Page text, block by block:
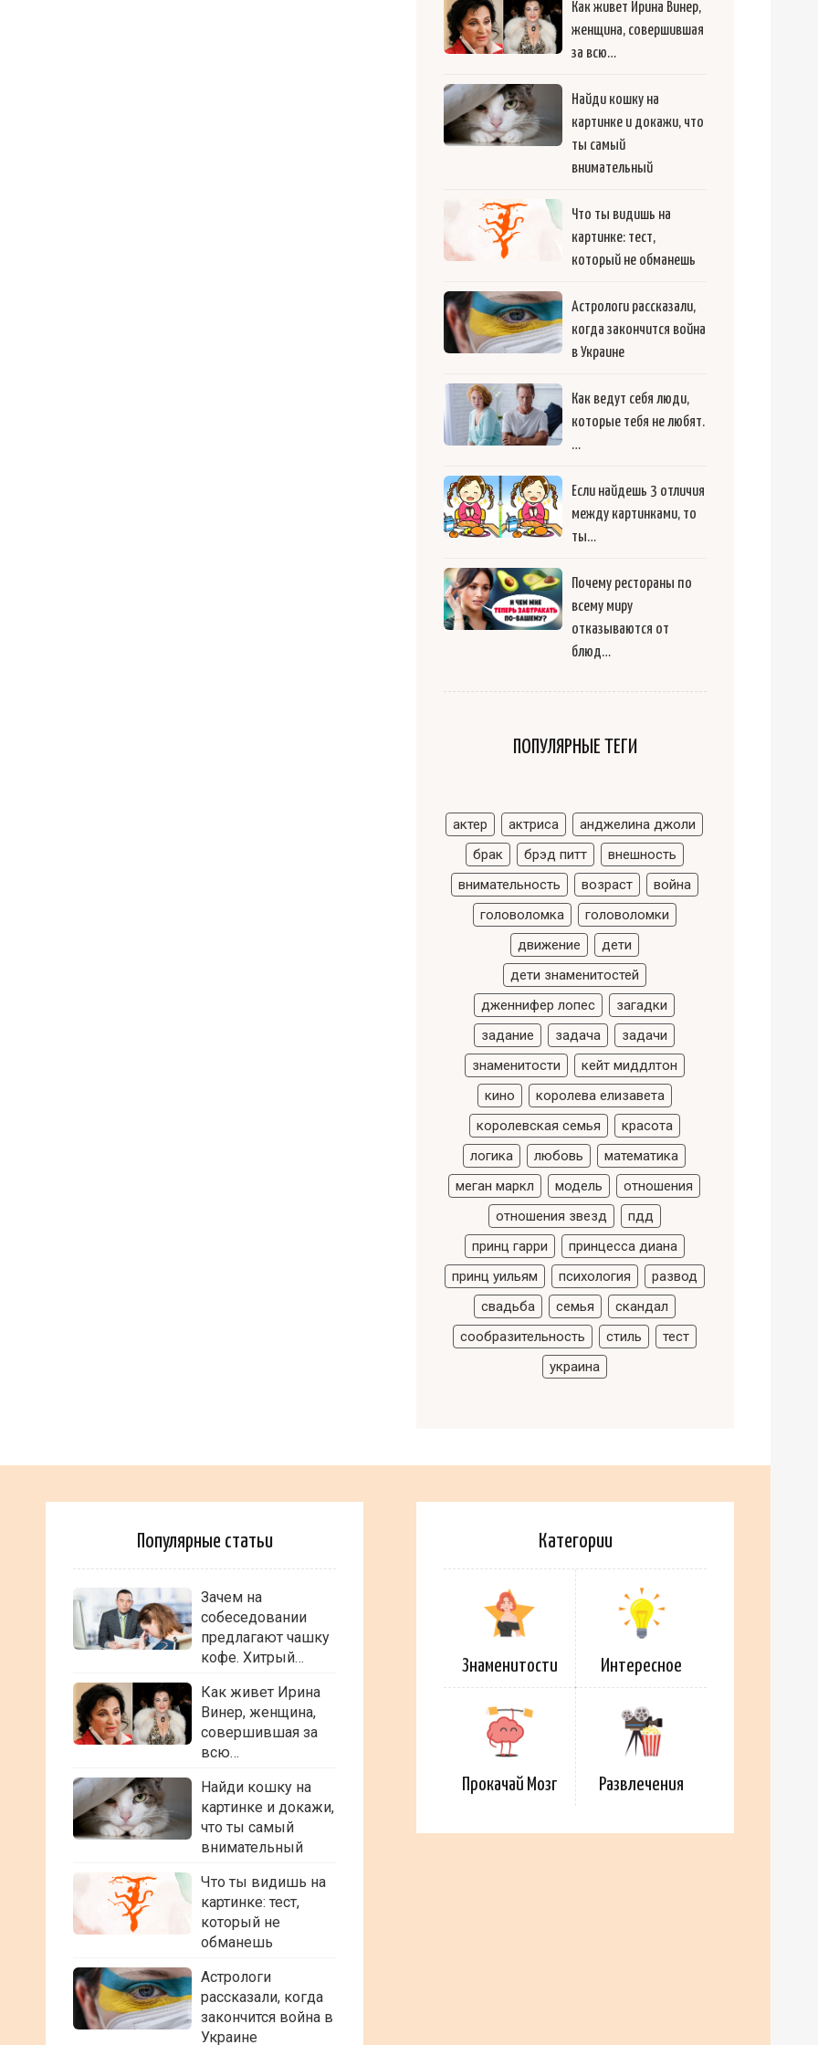
Как живет Ирина Винер,
женщина, совершившая
за всю…
Найди кошку на
картинке и докажи, что
ты самый
внимательный
Что ты видишь на
картинке: тест,
который не обманешь
Астрологи рассказали,
когда закончится война
в Украине
Как ведут себя люди,
которые тебя не любят.
…
Если найдешь 3 отличия
между картинками, то
ты…
Почему рестораны по
всему миру
отказываются от
блюд…
ПОПУЛЯРНЫЕ ТЕГИ
актер актриса
анджелина джоли
брак
брэд питт
внешность
внимательность
возраст
война
головоломка
головоломки
движение
дети
дети знаменитостей
дженнифер лопес
загадки
задание
задача
задачи
знаменитости
кейт миддлтон
кино
королева елизавета
королевская семья
красота
логика
любовь
математика
меган маркл
модель
отношения
отношения звезд
пдд
принц гарри
принцесса диана
принц уильям
психология
развод
свадьба
семья
скандал
сообразительность
стиль
тест
украина
Популярные статьи
Зачем на
собеседовании
предлагают чашку
кофе. Хитрый…
Как живет Ирина
Винер, женщина,
совершившая за
всю…
Найди кошку на
картинке и докажи,
что ты самый
внимательный
Что ты видишь на
картинке: тест,
который не
обманешь
Астрологи
рассказали, когда
закончится война в
Украине
Категории
Знаменитости Интересное
Прокачай Мозг Развлечения